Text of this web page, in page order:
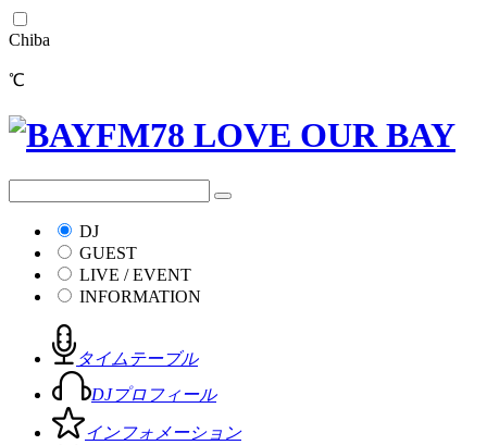
Chiba
℃
DJ
GUEST
LIVE / EVENT
INFORMATION
タイムテーブル
DJプロフィール
インフォメーション